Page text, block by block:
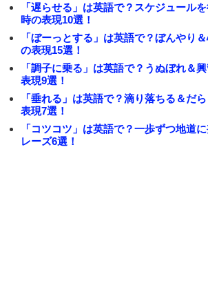
「遅らせる」は英語で？スケジュール
時の表現10選！
「ぼーっとする」は英語で？ぼんやり
の表現15選！
「調子に乗る」は英語で？うぬぼれ＆
表現9選！
「垂れる」は英語で？滴り落ちる＆だ
表現7選！
「コツコツ」は英語で？一歩ずつ地道
レーズ6選！